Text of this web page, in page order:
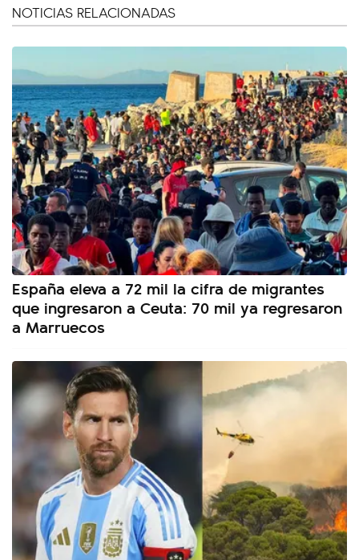
NOTICIAS RELACIONADAS
España eleva a 72 mil la cifra de migrantes
que ingresaron a Ceuta: 70 mil ya regresaron
a Marruecos